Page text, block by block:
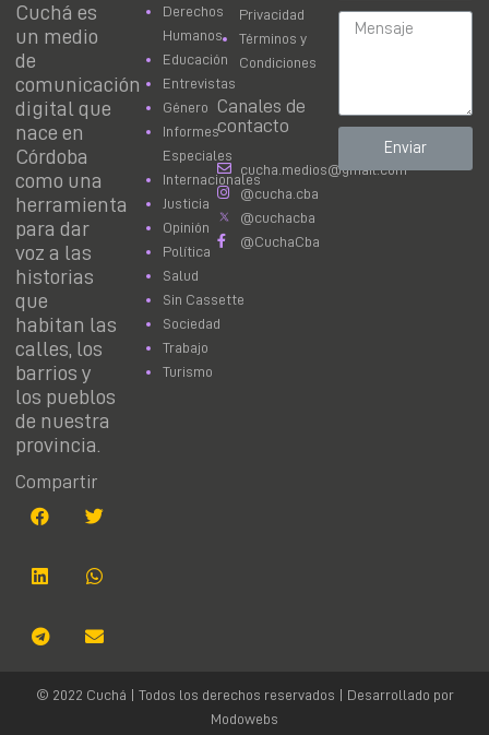
Cuchá es
un medio
de
comunicación
digital que
nace en
Córdoba
como una
herramienta
para dar
voz a las
historias
que
habitan las
calles, los
barrios y
los pueblos
de nuestra
provincia.
Compartir
Derechos
Humanos
Educación
Entrevistas
Género
Informes
Especiales
Internacionales
Justicia
Opinión
Política
Salud
Sin Cassette
Sociedad
Trabajo
Turismo
Privacidad
Términos y
Condiciones
Canales de
contacto
cucha.medios@gmail.com
@cucha.cba
@cuchacba
@CuchaCba
Enviar
© 2022 Cuchá | Todos los derechos reservados | Desarrollado por
Modowebs